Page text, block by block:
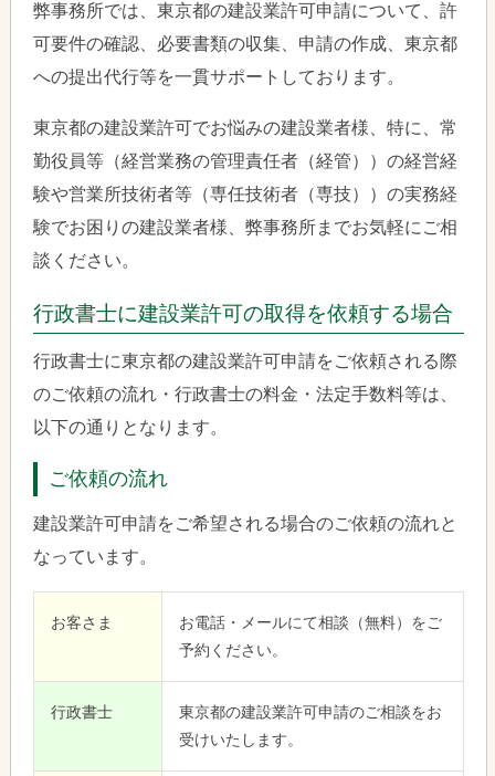
弊事務所では、東京都の建設業許可申請について、許
可要件の確認、必要書類の収集、申請の作成、東京都
への提出代行等を一貫サポートしております。
東京都の建設業許可でお悩みの建設業者様、特に、常
勤役員等（経営業務の管理責任者（経管））の経営経
験や営業所技術者等（専任技術者（専技））の実務経
験でお困りの建設業者様、弊事務所までお気軽にご相
談ください。
行政書士に建設業許可の取得を依頼する場合
行政書士に東京都の建設業許可申請をご依頼される際
のご依頼の流れ・行政書士の料金・法定手数料等は、
以下の通りとなります。
ご依頼の流れ
建設業許可申請をご希望される場合のご依頼の流れと
なっています。
お客さま
お電話・メールにて相談（無料）をご
予約ください。
行政書士
東京都の建設業許可申請のご相談をお
受けいたします。